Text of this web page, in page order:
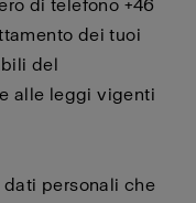
di telefono +46
dei tuoi
del
alle leggi vigenti
personali che